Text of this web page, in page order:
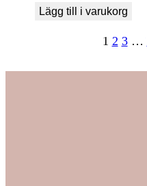
Lägg till i varukorg
1 2 3 …